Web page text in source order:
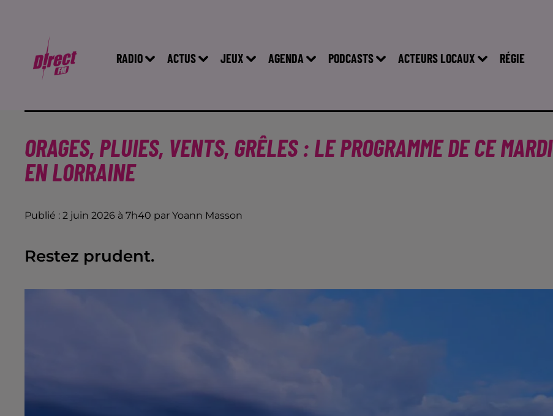
RADIO ACTUS JEUX AGENDA PODCASTS ACTEURS LOCAUX RÉGIE
ORAGES, PLUIES, VENTS, GRÊLES : LE PROGRAMME DE CE MARDI
EN LORRAINE
Publié : 2 juin 2026 à 7h40 par Yoann Masson
Restez prudent.